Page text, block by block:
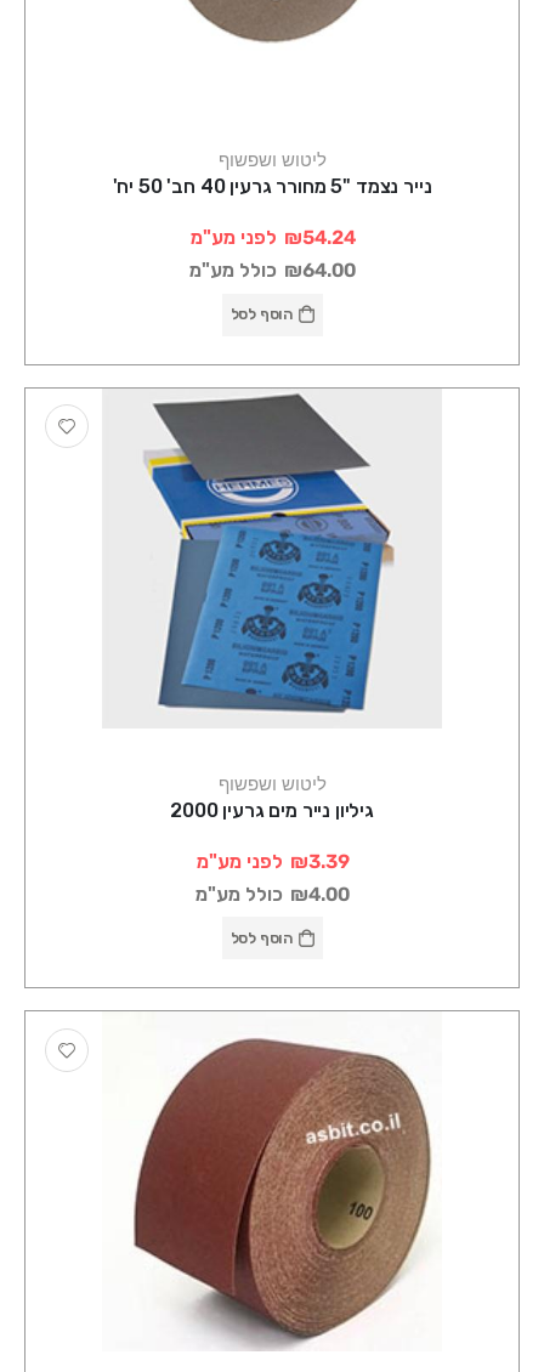
ליטוש ושפשוף
נייר נצמד "5 מחורר גרעין 40 חב' 50 יח'
₪54.24 לפני מע"מ
₪64.00 כולל מע"מ
הוסף לסל
ליטוש ושפשוף
גיליון נייר מים גרעין 2000
₪3.39 לפני מע"מ
₪4.00 כולל מע"מ
הוסף לסל